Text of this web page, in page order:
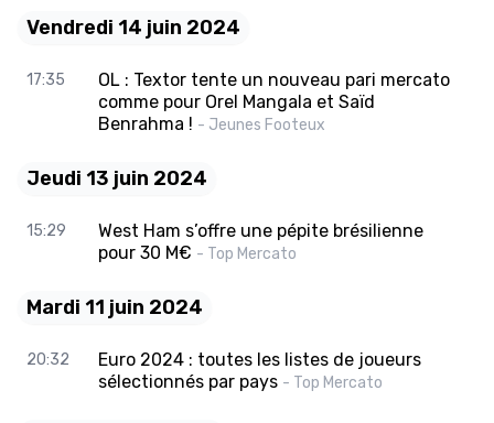
Vendredi 14 juin 2024
17:35
OL : Textor tente un nouveau pari mercato
comme pour Orel Mangala et Saïd
Benrahma ! - Jeunes Footeux
Jeudi 13 juin 2024
15:29
West Ham s’offre une pépite brésilienne
pour 30 M€ - Top Mercato
Mardi 11 juin 2024
20:32
Euro 2024 : toutes les listes de joueurs
sélectionnés par pays - Top Mercato